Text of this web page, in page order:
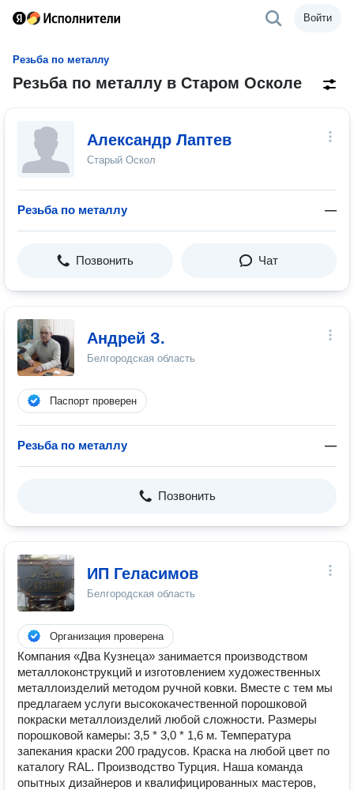
Войти
Резьба по металлу
Резьба по металлу в Старом Осколе
Александр Лаптев
Старый Оскол
Резьба по металлу —
Позвонить Чат
Андрей З.
Белгородская область
Паспорт проверен
Резьба по металлу —
Позвонить
ИП Геласимов
Белгородская область
Организация проверена
Компания «Два Кузнеца» занимается производством
металлоконструкций и изготовлением художественных
металлоизделий методом ручной ковки. Вместе с тем мы
предлагаем услуги высококачественной порошковой
покраски металлоизделий любой сложности. Размеры
порошковой камеры: 3,5 * 3,0 * 1,6 м. Температура
запекания краски 200 градусов. Краска на любой цвет по
каталогу RAL. Производство Турция. Наша команда
опытных дизайнеров и квалифицированных мастеров,